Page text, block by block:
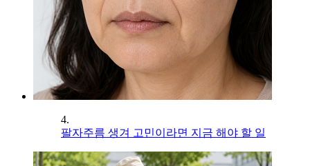
4.
팔자주름 생겨 고민이라면 지금 해야 할 일